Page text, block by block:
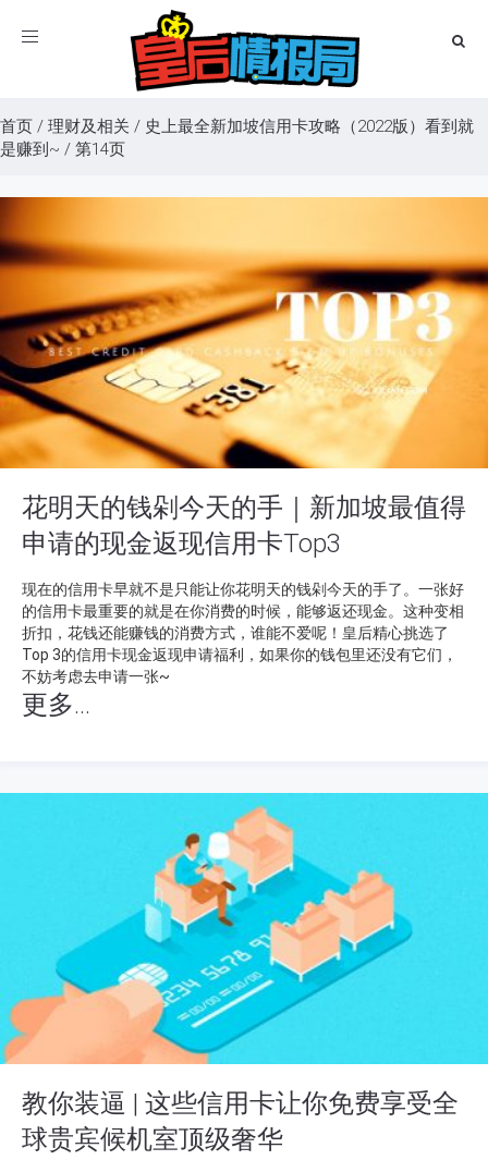
Toggle
首页 / 理财及相关 / 史上最全新加坡信用卡攻略（2022版）看到就
是赚到~ / 第14页
花明天的钱剁今天的手｜新加坡最值得
申请的现金返现信用卡Top3
现在的信用卡早就不是只能让你花明天的钱剁今天的手了。一张好
的信用卡最重要的就是在你消费的时候，能够返还现金。这种变相
折扣，花钱还能赚钱的消费方式，谁能不爱呢！皇后精心挑选了
Top 3的信用卡现金返现申请福利，如果你的钱包里还没有它们，
不妨考虑去申请一张~
更多...
教你装逼 | 这些信用卡让你免费享受全
球贵宾候机室顶级奢华